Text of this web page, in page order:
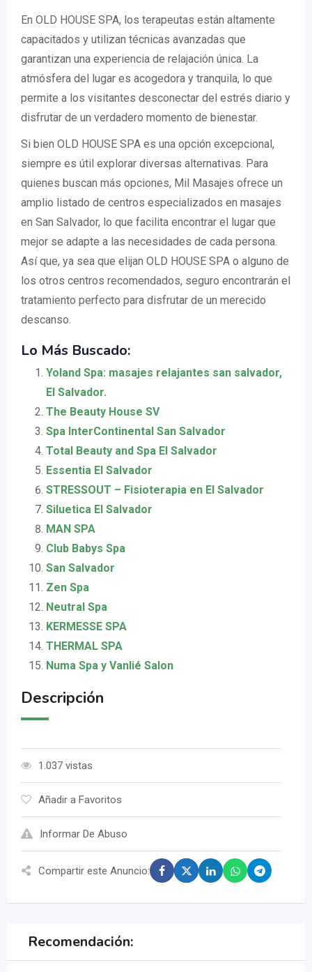
En OLD HOUSE SPA, los terapeutas están altamente
capacitados y utilizan técnicas avanzadas que
garantizan una experiencia de relajación única. La
atmósfera del lugar es acogedora y tranquila, lo que
permite a los visitantes desconectar del estrés diario y
disfrutar de un verdadero momento de bienestar.
Si bien OLD HOUSE SPA es una opción excepcional,
siempre es útil explorar diversas alternativas. Para
quienes buscan más opciones, Mil Masajes ofrece un
amplio listado de centros especializados en masajes
en San Salvador, lo que facilita encontrar el lugar que
mejor se adapte a las necesidades de cada persona.
Así que, ya sea que elijan OLD HOUSE SPA o alguno de
los otros centros recomendados, seguro encontrarán el
tratamiento perfecto para disfrutar de un merecido
descanso.
Lo Más Buscado:
Yoland Spa: masajes relajantes san salvador,
El Salvador.
The Beauty House SV
Spa InterContinental San Salvador
Total Beauty and Spa El Salvador
Essentia El Salvador
STRESSOUT – Fisioterapia en El Salvador
Siluetica El Salvador
MAN SPA
Club Babys Spa
San Salvador
Zen Spa
Neutral Spa
KERMESSE SPA
THERMAL SPA
Numa Spa y Vanlié Salon
Descripción
1.037 vistas
Añadir a Favoritos
Informar De Abuso
Compartir este Anuncio:
Recomendación: